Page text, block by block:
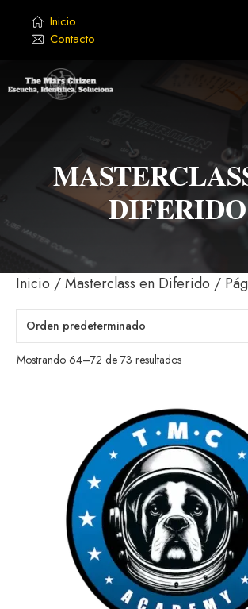
Inicio
Contacto
DIFERIDO
Inicio /Masterclass en Diferido /
Mostrando 64–72 de 73 resultados